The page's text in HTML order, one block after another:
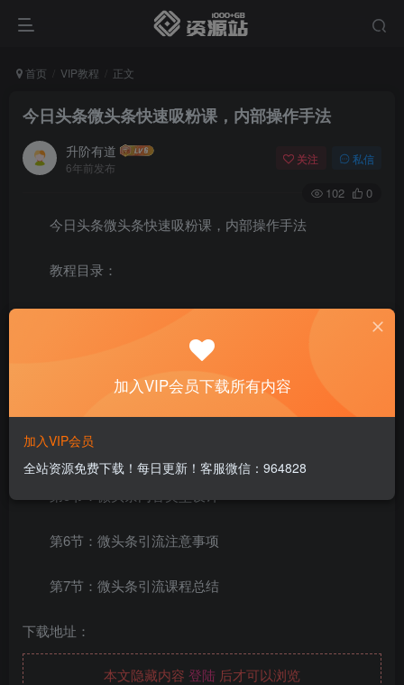
首页 VIP教程 正文
今日头条微头条快速吸粉课，内部操作手法
升阶有道
6年前发布
关注 私信
102 0
今日头条微头条快速吸粉课，内部操作手法
教程目录：
第1节：微头条引流的优势
第2节：微头条内容发布的注意事项
第4节：微头条运营实战规则
第6节：微头条引流注意事项
第7节：微头条引流课程总结
下载地址：
本文隐藏内容 登陆 后才可以浏览
加入VIP会员下载所有内容
加入VIP会员
全站资源免费下载！每日更新！客服微信：964828